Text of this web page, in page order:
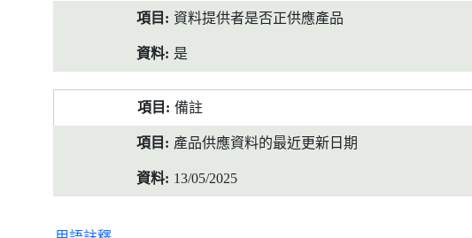
資料提供者是否正供應產品
是
備註
產品供應資料的最近更新日期
13/05/2025